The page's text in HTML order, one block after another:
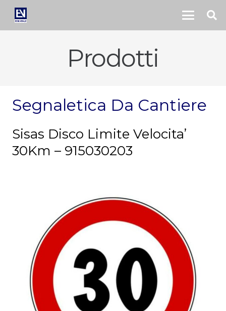
Prodotti
Segnaletica Da Cantiere
Sisas Disco Limite Velocita’
30Km – 915030203